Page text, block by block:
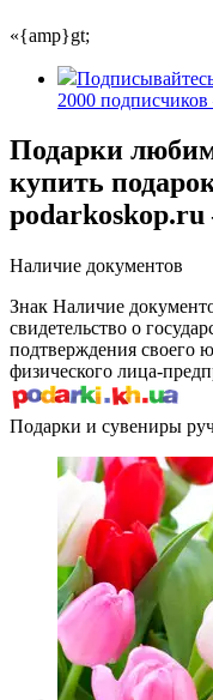
«{amp}gt;
2000
Подарки
купить
Наличие документов
Знак Наличие
свидетельство о
подтверждения своего
физического лица-
Подарки и сувениры